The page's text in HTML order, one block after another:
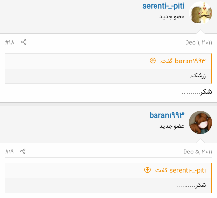
serenti-_-piti
عضو جدید
Dec 1, 2011
#18
baran1993 گفت:
زرشک.
شكر..........
baran1993
عضو جدید
Dec 5, 2011
#19
serenti-_-piti گفت:
شكر..........